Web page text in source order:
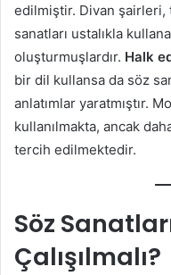
edilmiştir. Divan şairleri,
sanatları ustalıkla
oluşturmuşlardır. Halk
bir dil kullansa da söz
anlatımlar yaratmıştır.
kullanılmakta, ancak
tercih edilmektedir.
Söz
Çalışılmalı?